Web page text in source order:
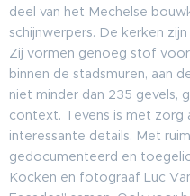
deel van het Mechelse
schijnwerpers. De kerken
Zij vormen genoeg stof
binnen de stadsmuren, aan
niet minder dan 235 gevels,
context. Tevens is met zorg
interessante details. Met
gedocumenteerd en
Kocken en fotograaf Luc